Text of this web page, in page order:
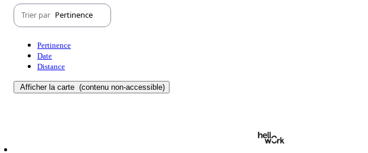
Trier par Pertinence
Pertinence
Date
Distance
Afficher la carte (contenu non-accessible)